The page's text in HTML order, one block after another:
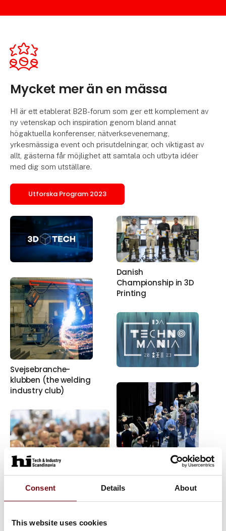
Consent Details About
This website uses cookies
Mycket mer än en mässa
HI är ett etablerat B2B-forum som ger ett komplement av
ny vetenskap och inspiration genom bland annat
högaktuella konferenser, nätverksevenemang,
yrkesmässiga event och prisutdelningar, och viktigast av
allt, gästerna får möjlighet att samtala och utbyta idéer
med dig som utställare.
Utforska Program 2023
Svejsebranche-
klubben (the welding
industry club)
DI Production
Danish
Championship in 3D
Printing
International
Food Contest